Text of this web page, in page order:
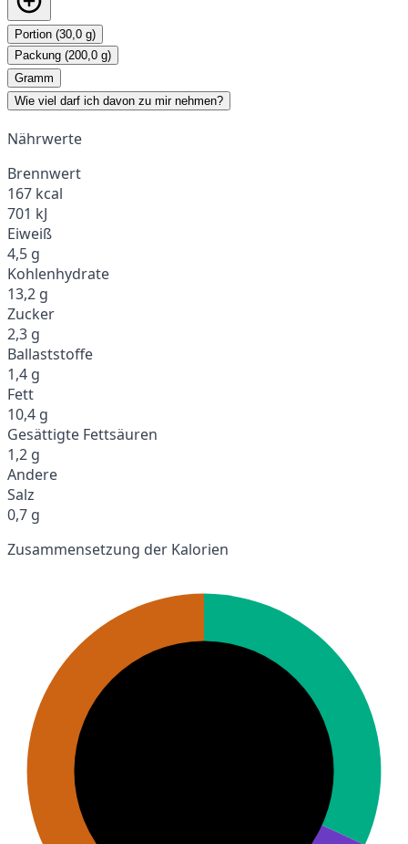
Portion (30,0 g)
Packung (200,0 g)
Gramm
Wie viel darf ich davon zu mir nehmen?
Nährwerte
Brennwert
167 kcal
701 kJ
Eiweiß
4,5 g
Kohlenhydrate
13,2 g
Zucker
2,3 g
Ballaststoffe
1,4 g
Fett
10,4 g
Gesättigte Fettsäuren
1,2 g
Andere
Salz
0,7 g
Zusammensetzung der Kalorien